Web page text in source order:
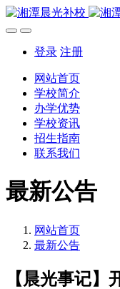
登录 注册
网站首页
学校简介
办学优势
学校资讯
招生指南
联系我们
最新公告
网站首页
最新公告
【晨光事记